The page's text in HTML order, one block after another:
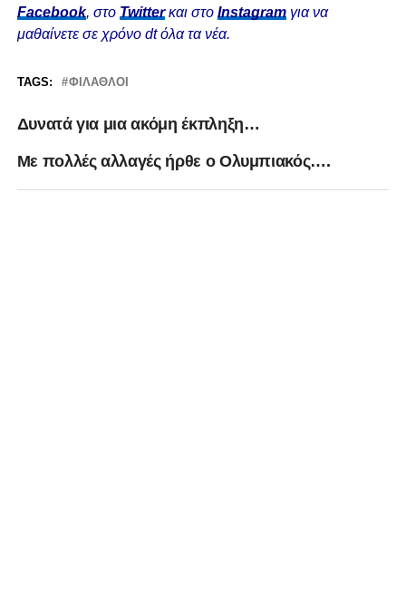
Facebook, στο Twitterκαι στο Instagram για να
μαθαίνετε σε χρόνο dt όλα τα νέα.
TAGS: ΦΊΛΑΘΛΟΙ
Δυνατά για μια ακόμη έκπληξη…
Με πολλές αλλαγές ήρθε ο Ολυμπιακός….